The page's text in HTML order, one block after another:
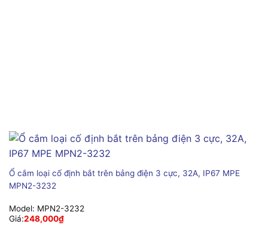
Ổ cắm loại cố định bắt trên bảng điện 3 cực, 32A, IP67 MPE
MPN2-3232
Model: MPN2-3232
Giá:248,000₫